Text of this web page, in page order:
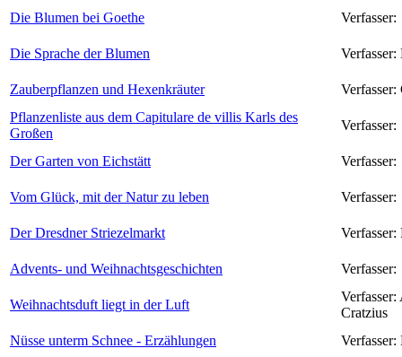
Die Blumen bei Goethe Verfasser:
Die Sprache der Blumen Verfasser:
Zauberpflanzen und Hexenkräuter Verfasser:
Pflanzenliste aus dem Capitulare de villis Karls des
Großen
Verfasser:
Der Garten von Eichstätt Verfasser:
Vom Glück, mit der Natur zu leben Verfasser:
Der Dresdner Striezelmarkt Verfasser:
Advents- und Weihnachtsgeschichten Verfasser:
Weihnachtsduft liegt in der Luft
Verfasser:
Cratzius
Nüsse unterm Schnee - Erzählungen
Verfasser: